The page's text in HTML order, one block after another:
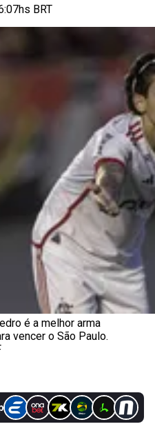
BRT
é a melhor arma
vencer o São Paulo.